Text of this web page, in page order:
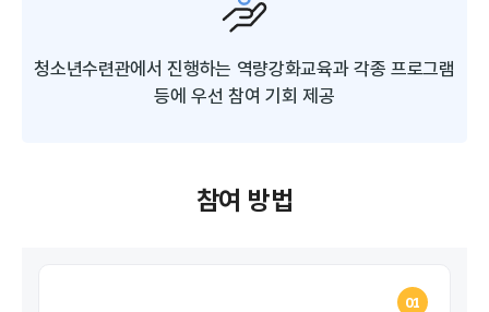
청소년수련관에서 진행하는 역량강화교육과 각종 프로그램
등에 우선 참여 기회 제공
참여 방법
01